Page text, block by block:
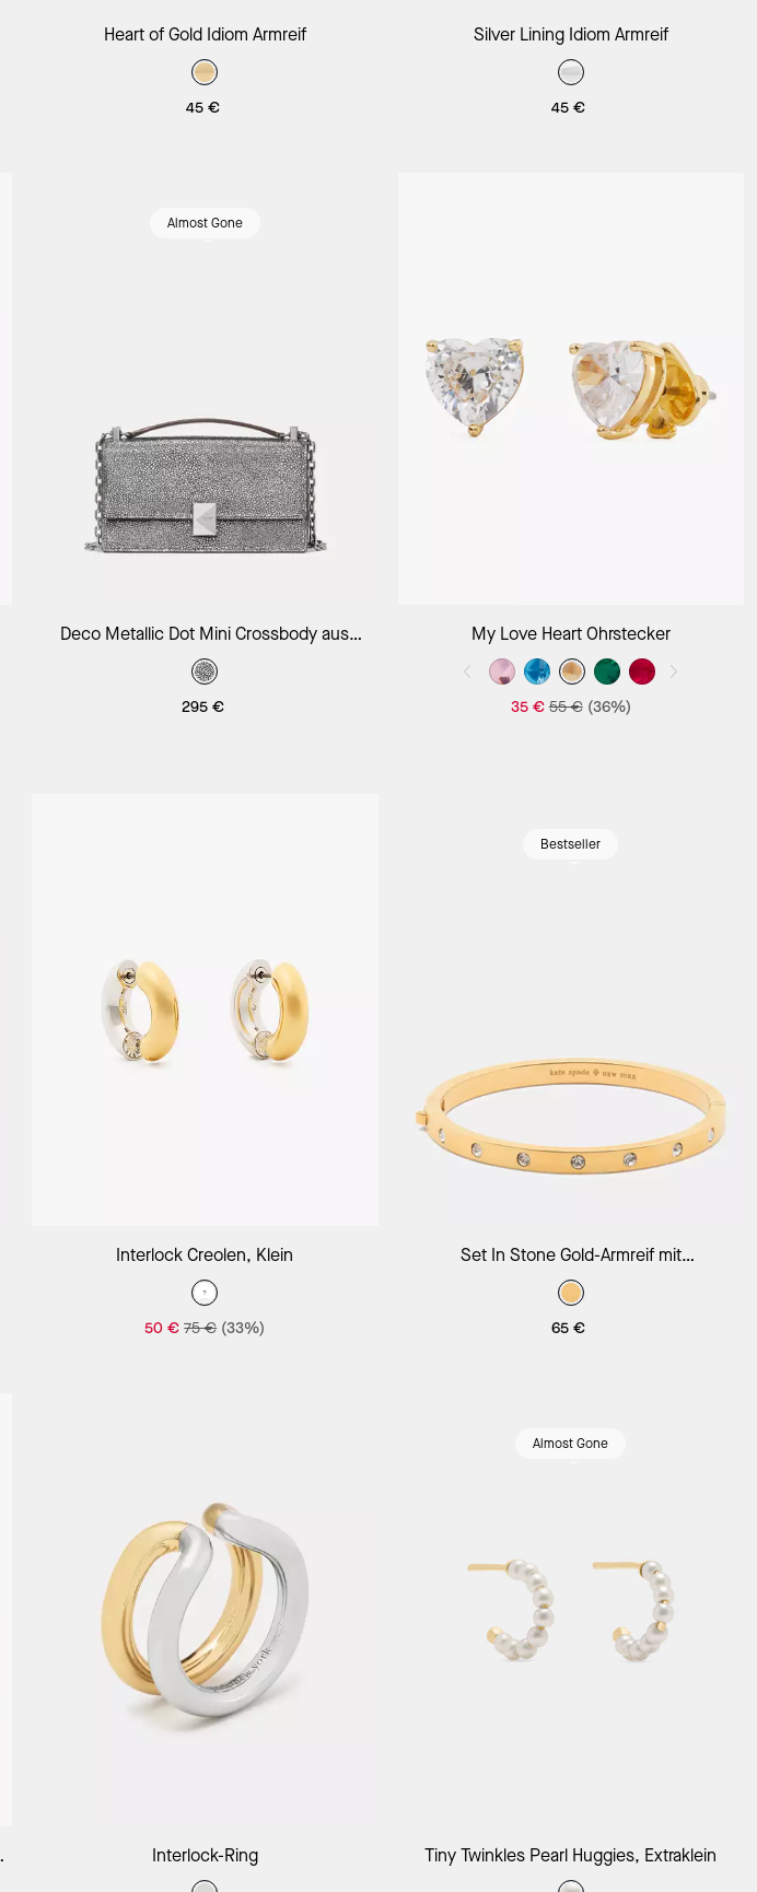
In Den Warenkorb
Heart of Gold Idiom Armreif
45 €
In Den Warenkorb
Silver Lining Idiom Armreif
45 €
Almost Gone
In Den Warenkorb
Deco Metallic Dot Mini Crossbody aus
Wildleder
295 €
In Den Warenkorb
My Love Heart Ohrstecker
35 € 55 € (36%)
In Den Warenkorb
Interlock Creolen, Klein
50 € 75 € (33%)
Bestseller
In Den Warenkorb
Set In Stone Gold-Armreif mit
Scharnierverschluss
65 €
In Den Warenkorb
Interlock-Ring
Almost Gone
In Den Warenkorb
Tiny Twinkles Pearl Huggies, Extraklein